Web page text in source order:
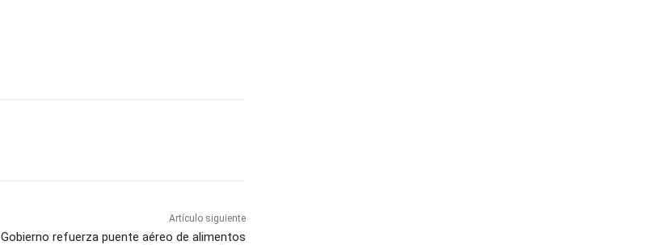
Artículo siguiente
Gobierno refuerza puente aéreo de alimentos